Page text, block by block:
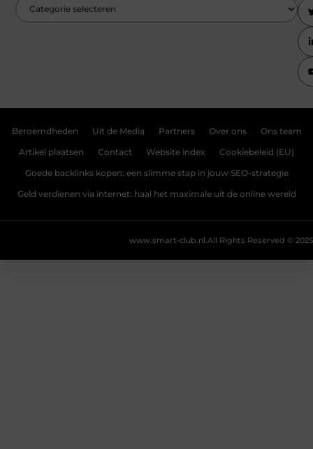
Beroemdheden Uit de Media Partners Over ons Ons team
Artikel plaatsen Contact Website index Cookiebeleid (EU)
Goede backlinks kopen: een slimme stap in jouw SEO-strategie
Geld verdienen via internet: haal het maximale uit de online wereld
All Rights Reserved © 2025
www.smart-club.nl.